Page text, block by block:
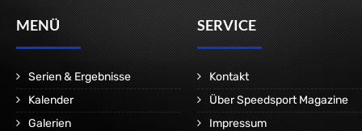
MENÜ
Serien & Ergebnisse
Kalender
Galerien
SERVICE
Kontakt
Über Speedsport Magazine
Impressum